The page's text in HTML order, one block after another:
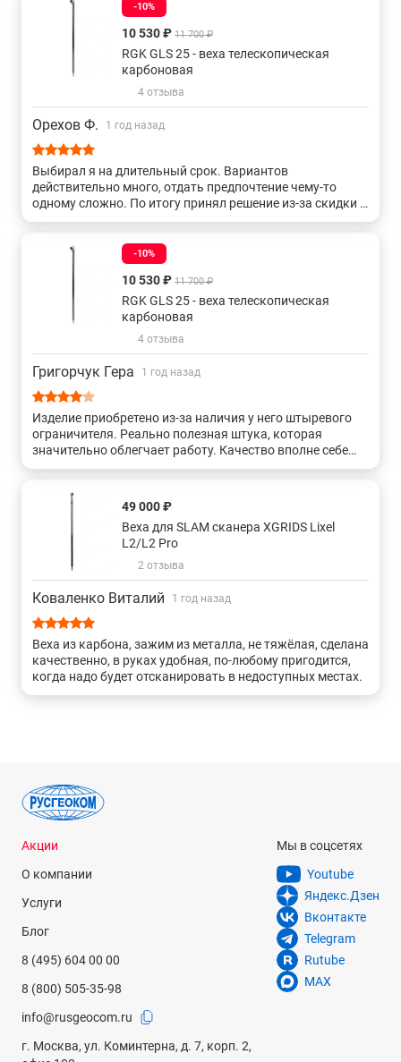
-10%
10 530 ₽ 11 700 ₽
RGK GLS 25 - веха телескопическая
карбоновая
4 отзыва
Орехов Ф. 1 год назад
Выбирал я на длительный срок. Вариантов
действительно много, отдать предпочтение чему-то
одному сложно. По итогу принял решение из-за скидки и
достаточно приличных тех параметров. Жалоб и
нет. Спасибо!
-10%
10 530 ₽ 11 700 ₽
RGK GLS 25 - веха телескопическая
карбоновая
4 отзыва
Григорчук Гера 1 год назад
Изделие приобретено из-за наличия у него штыревого
ограничителя. Реально полезная штука, которая
значительно облегчает работу. Качество вполне себе
приемлемое. Отработает заявленный срок это точно.
отличная.
49 000 ₽
Веха для SLAM сканера XGRIDS Lixel
L2/L2 Pro
2 отзыва
Коваленко Виталий 1 год назад
Веха из карбона, зажим из металла, не тяжёлая, сделана
качественно, в руках удобная, по-любому пригодится,
когда надо будет отсканировать в недоступных местах.
Акции
О компании
Услуги
Блог
8 (495) 604 00 00
8 (800) 505-35-98
info@rusgeocom.ru
г. Москва, ул. Коминтерна, д. 7, корп. 2,
Мы в соцсетях
Youtube
Яндекс.Дзен
Вконтакте
Telegram
Rutube
MAX